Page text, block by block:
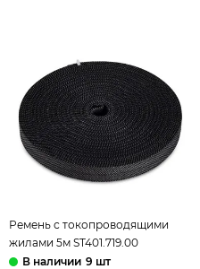
Ремень с токопроводящими
жилами 5м ST401.719.00
графитовый Band ST-Luce
9 шт